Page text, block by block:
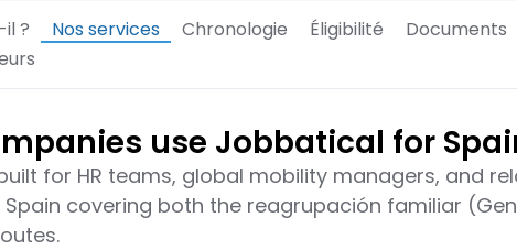
? Nos services Chronologie Éligibilité Documents
use Jobbatical for
for HR teams, global mobility managers, and
covering both the reagrupación familiar